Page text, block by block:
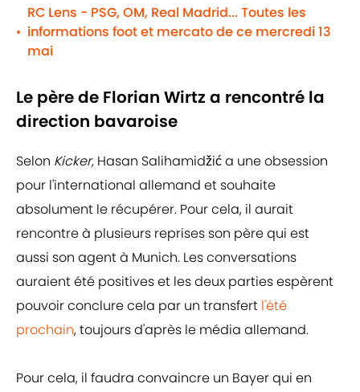
•
RC Lens - PSG, OM, Real Madrid... Toutes les
informations foot et mercato de ce mercredi 13
mai
Le père de Florian Wirtz a rencontré la
direction bavaroise
Selon Kicker, Hasan Salihamidžić a une obsession
pour l'international allemand et souhaite
absolument le récupérer. Pour cela, il aurait
rencontre à plusieurs reprises son père qui est
aussi son agent à Munich. Les conversations
auraient été positives et les deux parties espèrent
pouvoir conclure cela par un transfert l'été
prochain, toujours d'après le média allemand.
Pour cela, il faudra convaincre un Bayer qui en